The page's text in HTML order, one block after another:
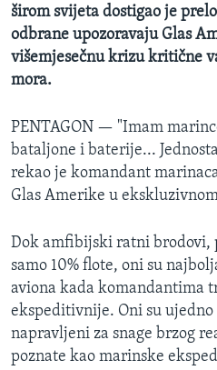
širom svijeta dostigao je
odbrane upozoravaju Glas
višemjesečnu krizu kritične
mora.
PENTAGON — "Imam
bataljone i baterije...
rekao je komandant
Glas Amerike u
Dok amfibijski ratni brodovi,
samo 10% flote, oni su
aviona kada komandantima
ekspeditivnije. Oni su
napravljeni za snage brzog
poznate kao marinske